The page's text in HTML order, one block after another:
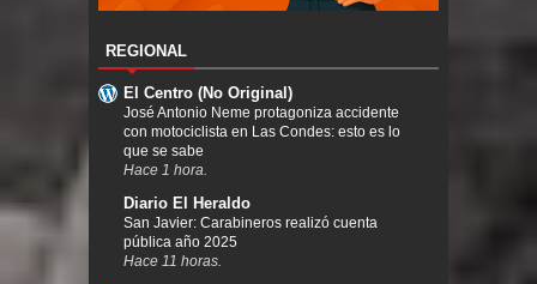
REGIONAL
El Centro (No Original)
José Antonio Neme protagoniza accidente
con motociclista en Las Condes: esto es lo
que se sabe
Hace 1 hora.
Diario El Heraldo
San Javier: Carabineros realizó cuenta
pública año 2025
Hace 11 horas.